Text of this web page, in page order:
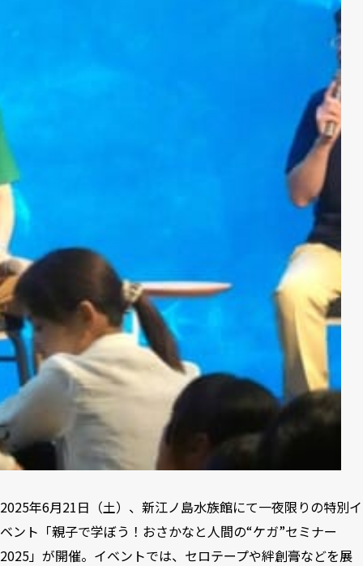
2025年6月21日（土）、新江ノ島水族館にて一夜限りの特別イ
ベント「親子で学ぼう！おさかなと人間の“ケガ”セミナー
2025」が開催。イベントでは、セロテープや絆創膏などを展